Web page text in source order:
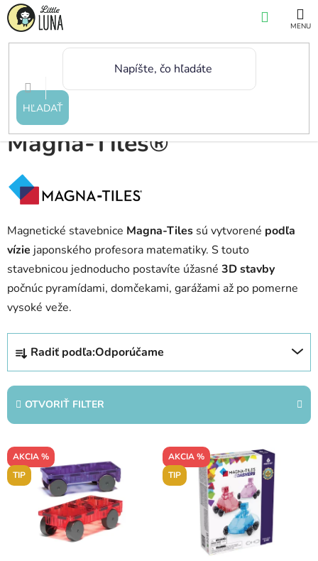
Prejsť
na
HĽADAŤ
KOŠÍK
Domov Značky
Magna-Tiles®
Magnetické stavebnice Magna-Tiles sú vytvorené podľa
vízie japonského profesora matematiky. S touto
stavebnicou jednoducho postavíte úžasné 3D stavby
počnúc pyramídami, domčekami, garážami až po pomerne
vysoké veže.
R
d
e
n
e
p
r
Radiť podľa:Odporúčame
OTVORIŤ FILTER
V
ý
p
AKCIA %
TIP
AKCIA %
TIP